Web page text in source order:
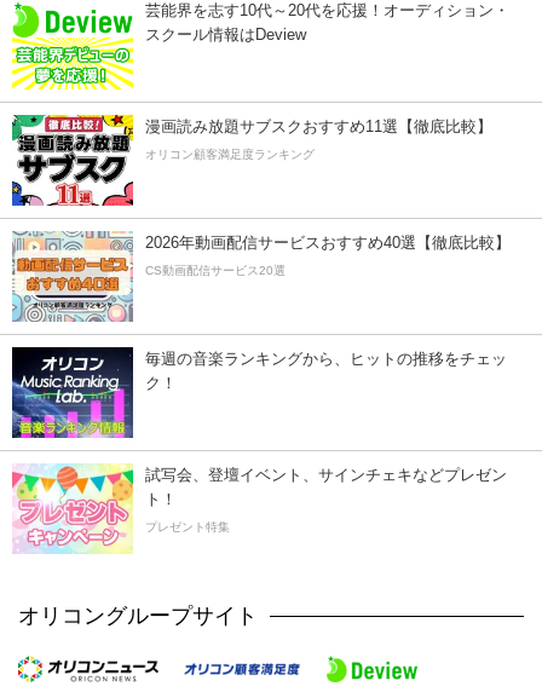
芸能界を志す10代～20代を応援！オーディション・
スクール情報はDeview
漫画読み放題サブスクおすすめ11選【徹底比較】
オリコン顧客満足度ランキング
2026年動画配信サービスおすすめ40選【徹底比較】
CS動画配信サービス20選
毎週の音楽ランキングから、ヒットの推移をチェッ
ク！
試写会、登壇イベント、サインチェキなどプレゼン
ト！
プレゼント特集
オリコングループサイト